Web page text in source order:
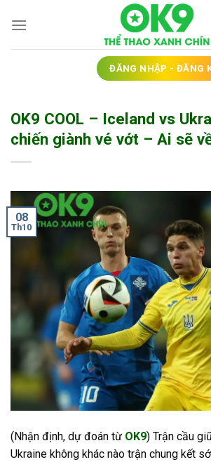
qua
ĐĂNG NHẬP - ĐĂNG
OK9 COOL – Iceland vs
chiến giành vé vớt – Ai sẽ
08
Th10
(Nhận định, dự đoán từ OK9) Trận cầu
Ukraine không khác nào trận chung kết